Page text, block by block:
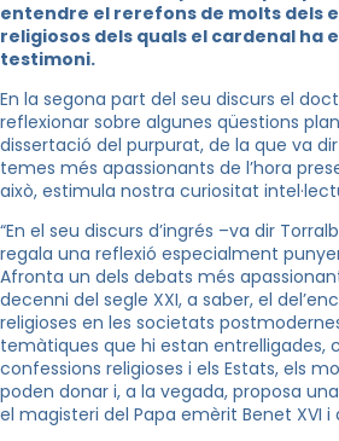
entendre el rerefons de molts dels
religiosos dels quals el cardenal ha
testimoni.
En la segona part del seu discurs el
reflexionar sobre algunes qüestions
dissertació del purpurat, de la que va
temes més apassionants de l’hora
això, estimula nostra curiositat
“En el seu discurs d’ingrés –va dir
regala una reflexió especialment
Afronta un dels debats més
decenni del segle XXI, a saber, el
religioses en les societats
temàtiques que hi estan entrelligades,
confessions religioses i els Estats, els
poden donar i, a la vegada, proposa
el magisteri del Papa emèrit Benet XVI i